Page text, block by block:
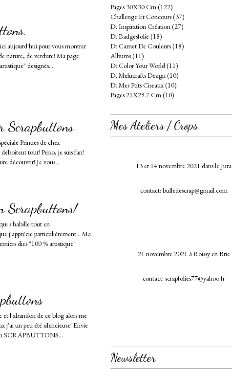
aujourd'hui pour vous montrer
nature, de verdure! Ma page:
designés...
Scrapbuttons
Printies de chez
tout! Perso, je suis fan!
découvrir! Je vous...
Scrapbuttons!
s'habille tout en
j'apprécie particulièrement... Ma
dies "100 % artistique"
et l'abandon de ce blog alors me
j'ai un peu été silencieuse! Envie
SCRAPBUTTONS...
Pages 30X30 Cm (122)
Challenge Et Concours (37)
Dt Inspiration Création (27)
Dt Badgesfolie (18)
Dt Carnet De Couleurs (18)
Albums (11)
Dt Color Your World (11)
Dt Melucrafts Design (10)
Dt Mes Ptits Ciseaux (10)
Pages 21X29.7 Cm (10)
Mes Ateliers / Crops
13 et 14 novembre 2021 dans le Jura
contact: bulledescrap@gmail.com
21 novembre 2021 à Roissy en Brie
contact: scrapfolies77@yahoo.fr
Newsletter